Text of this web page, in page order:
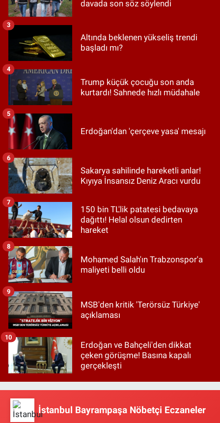
davada son söz söylendi
Altında beklenen yükseliş trendi
başladı mı?
3
Trump küçük çocuğu son anda
kurtardı! Sahnede hızlı müdahale
4
Erdoğan'dan 'çerçeve yasa' mesajı
5
Sakarya sahilinde hareketli anlar!
Kıyıya İnsansız Deniz Aracı vurdu
6
150 bin TL'lik patatesi bedavaya
dağıttı! Helal olsun dedirten
hareket
7
Mohamed Salah'ın Trabzonspor'a
maliyeti belli oldu
8
MSB'den kritik 'Terörsüz Türkiye'
açıklaması
9
Erdoğan ve Bahçeli'den dikkat
çeken görüşme! Basına kapalı
gerçekleşti
10
İstanbul Bayrampaşa Nöbetçi Eczaneler